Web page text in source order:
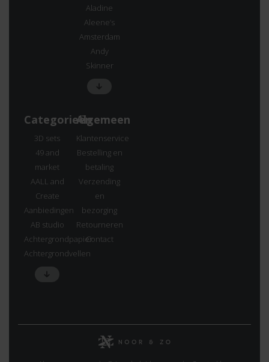
Aladine
Aleene’s
Amsterdam
Andy
Skinner
Categorieën
3D sets
49 and
market
AALL and
Create
Aanbiedingen
AB studio
Achtergrondpapier
Achtergrondvellen
Algemeen
Klantenservice
Bestelling en
betaling
Verzending
en
bezorging
Retourneren
Contact